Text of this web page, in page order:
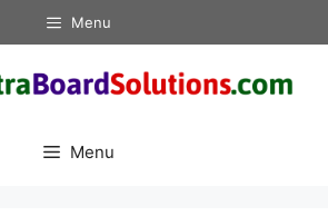
Menu
Menu